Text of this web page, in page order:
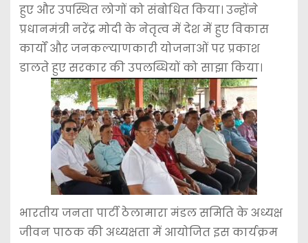
हुए और उपस्थित लोगों को संबोधित किया। उन्होंने
प्रधानमंत्री नरेंद्र मोदी के नेतृत्व में देश में हुए विकास
कार्यों और जनकल्याणकारी योजनाओं पर प्रकाश
डालते हुए सरकार की उपलब्धियों को साझा किया।
भारतीय जनता पार्टी ठेलामारा मंडल समिति के अध्यक्ष
जीवन पाठक की अध्यक्षता में आयोजित इस कार्यक्रम